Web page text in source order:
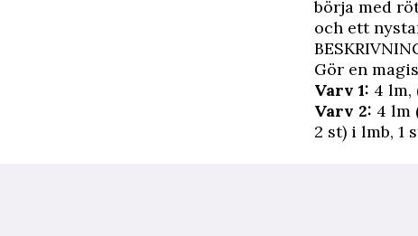
börja med
och ett
Gör en
Varv 1: 4 lm,
Varv 2: 4 lm
2 st) i lmb, 1